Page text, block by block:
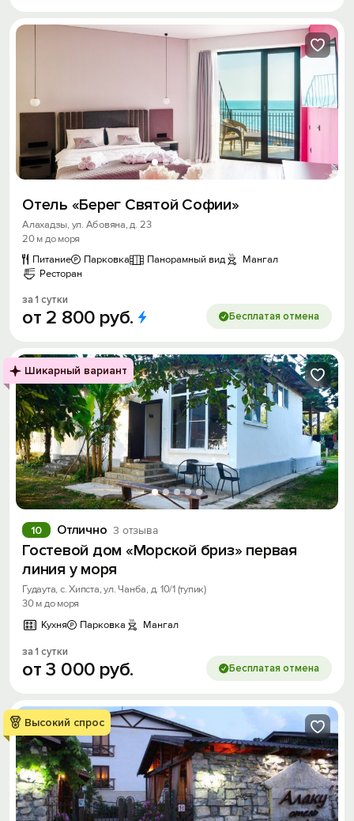
Отель «Берег Святой Софии»
Алахадзы, ул. Абовяна, д. 23
20 м до моря
Питание
Парковка Панорамный вид
Мангал
Ресторан
за 1 сутки
от 2 800 руб. Бесплатая отмена
Шикарный вариант
Отлично 3 отзыва
10
Гостевой дом «Морской бриз» первая
линия у моря
Гудаута, с. Хипста, ул. Чанба, д. 10/1 (тупик)
30 м до моря
Кухня
Парковка Мангал
за 1 сутки
от3 000 руб. Бесплатая отмена
Высокий спрос